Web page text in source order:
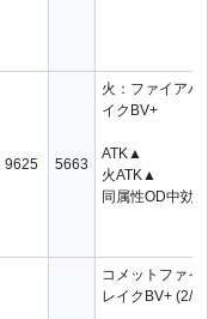
9625 5663
火：ファイアパ
イクBV+
ATK▲
火ATK▲
同属性OD中効
コメットファイ
レイクBV+ (2/2)